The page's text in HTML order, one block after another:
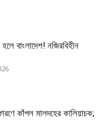
বাংলাদেশ! নজিরবিহীন
কাঁপল মালদহের কালিয়াচক;